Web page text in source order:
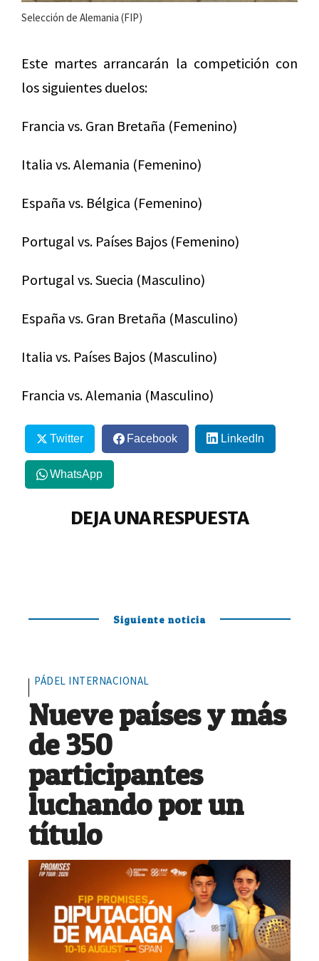
Selección de Alemania (FIP)
Este martes arrancarán la competición con
los siguientes duelos:
Francia vs. Gran Bretaña (Femenino)
Italia vs. Alemania (Femenino)
España vs. Bélgica (Femenino)
Portugal vs. Países Bajos (Femenino)
Portugal vs. Suecia (Masculino)
España vs. Gran Bretaña (Masculino)
Italia vs. Países Bajos (Masculino)
Francia vs. Alemania (Masculino)
Twitter Facebook LinkedIn
WhatsApp
DEJA UNA RESPUESTA
Siguiente noticia
PÁDEL INTERNACIONAL
Nueve países y más
de 350
participantes
luchando por un
título